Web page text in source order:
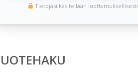
Tietojasi käsitellään luottamuksellisesti